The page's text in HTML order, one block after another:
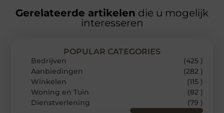
Gerelateerde artikelen die u mogelijk
interesseren
POPULAR CATEGORIES
Bedrijven
(425 )
Aanbiedingen
(282 )
Winkelen
(115 )
Woning en Tuin
(82 )
Dienstverlening
(79 )